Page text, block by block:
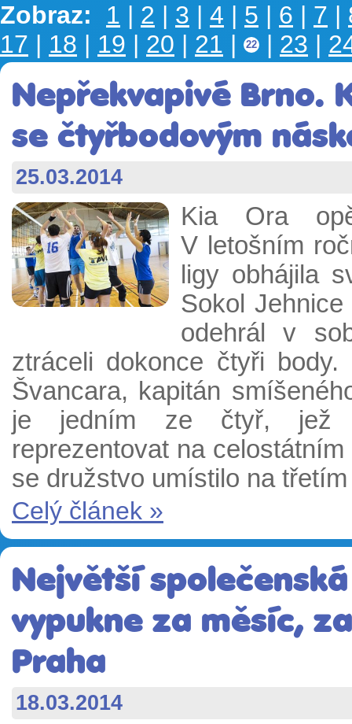
Zobraz: 1 | 2 | 3 | 4 | 5 | 6 | 7 |
17 | 18 | 19 | 20 | 21 | 22 | 23 |
Nepřekvapivé Brno.
se čtyřbodovým
25.03.2014
Kia Ora
V letošním
ligy obhájila
Sokol
odehrál v
ztráceli dokonce čtyři body.
Švancara, kapitán
je jedním ze čtyř, jež
reprezentovat na
se družstvo umístilo na
Celý článek »
Největší
vypukne za měsíc,
Praha
18.03.2014